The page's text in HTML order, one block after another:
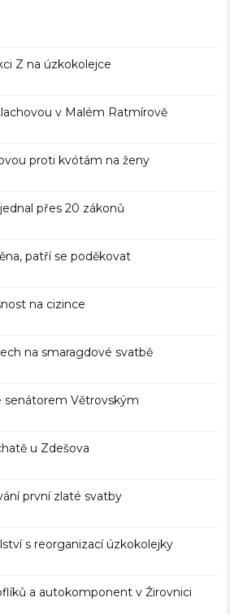
Z na úzkokolejce
v Malém Ratmírově
proti kvótám na ženy
přes 20 zákonů
patří se poděkovat
na cizince
na smaragdové svatbě
senátorem Větrovským
u Zdešova
první zlaté svatby
s reorganizací úzkokolejky
a autokomponent v Žirovnici